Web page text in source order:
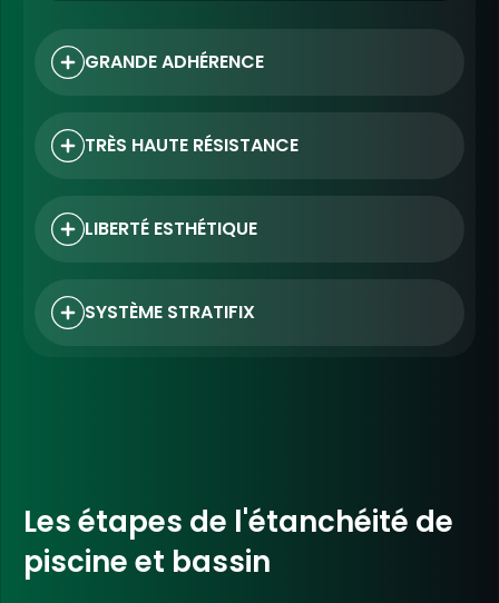
GRANDEADHÉRENCE
TRÈS HAUTE RÉSISTANCE
LIBERTÉ ESTHÉTIQUE
SYSTÈME STRATIFIX
Les étapes de l'étanchéité de
piscine et bassin